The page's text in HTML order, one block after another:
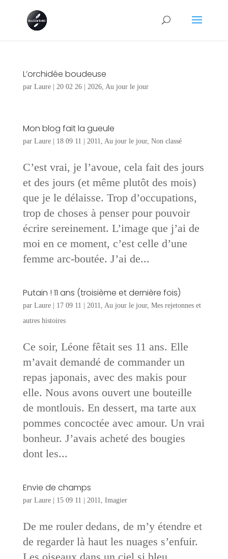
L’orchidée boudeuse
par Laure| 20 02 26| 2026, Au jour le jour
Mon blog fait la gueule
par Laure| 18 09 11 2011, Au jour le jour, Non classé
C’est vrai, je l’avoue, cela fait des jours
et des jours (et même plutôt des mois)
que je le délaisse. Trop d’occupations,
trop de choses à penser pour pouvoir
écrire sereinement. L’image que j’ai de
moi en ce moment, c’est celle d’une
femme arc-boutée. J’ai de...
Putain ! 11 ans (troisième et dernière fois)
par Laure| 17 09 11 2011, Au jour le jour, Mes rejetonnes et
autres histoires
Ce soir, Léone fêtait ses 11 ans. Elle
m’avait demandé de commander un
repas japonais, avec des makis pour
elle. Nous avons ouvert une bouteille
de montlouis. En dessert, ma tarte aux
pommes concoctée avec amour. Un vrai
bonheur. J’avais acheté des bougies
dont les...
Envie de champs
par Laure| 15 09 11 2011, Imagier
De me rouler dedans, de m’y étendre et
de regarder là haut les nuages s’enfuir.